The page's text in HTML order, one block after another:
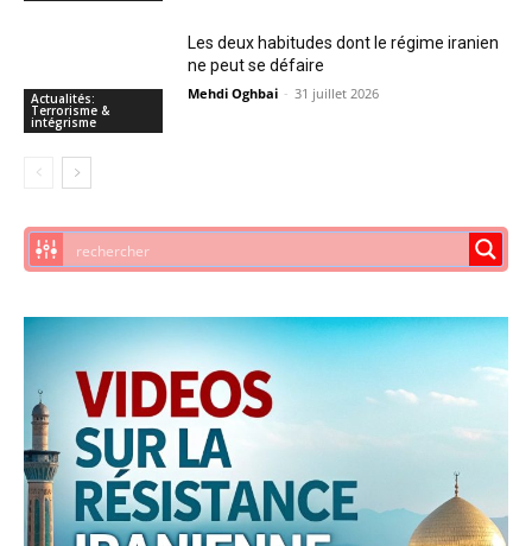
Actualités:
Terrorisme &
intégrisme
Les deux habitudes dont le régime iranien
ne peut se défaire
Mehdi Oghbai - 31 juillet 2026